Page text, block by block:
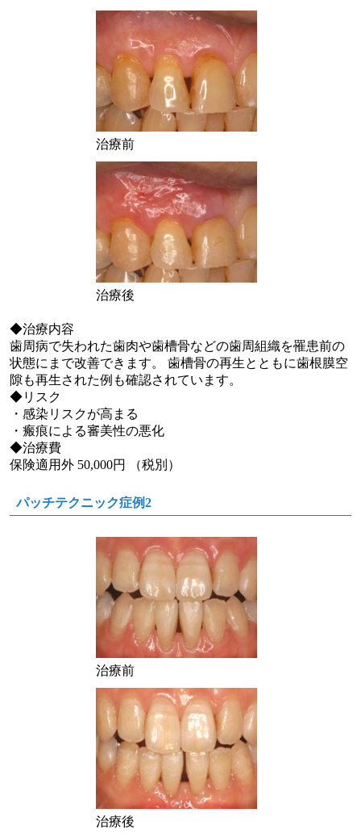
治療前
治療後
◆治療内容
歯周病で失われた歯肉や歯槽骨などの歯周組織を罹患前の
状態にまで改善できます。 歯槽骨の再生とともに歯根膜空
隙も再生された例も確認されています。
◆リスク
・感染リスクが高まる
・瘢痕による審美性の悪化
◆治療費
保険適用外 50,000円 （税別）
パッチテクニック症例2
治療前
治療後